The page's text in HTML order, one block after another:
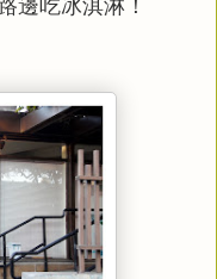
邊吃冰淇淋！